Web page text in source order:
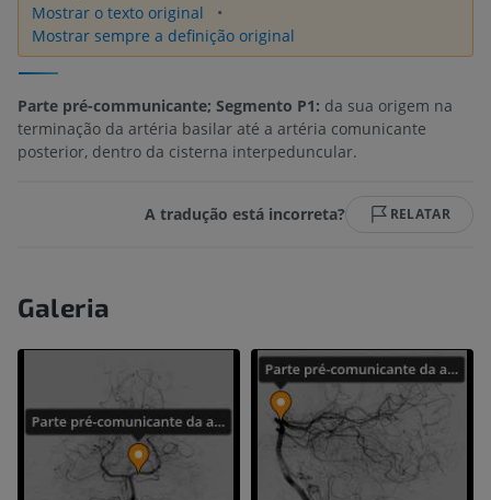
Mostrar o texto original
Mostrar sempre a definição original
Parte pré-communicante; Segmento P1: da sua origem na
terminação da artéria basilar até a artéria comunicante
posterior, dentro da cisterna interpeduncular.
A tradução está incorreta? RELATAR
Galeria